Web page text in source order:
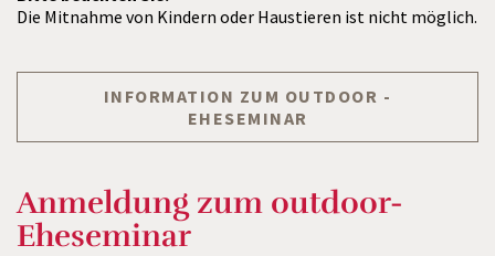
Die Mitnahme von Kindern oder Haustieren ist nicht möglich.
INFORMATION ZUM OUTDOOR -
EHESEMINAR
Anmeldung zum outdoor-
Eheseminar